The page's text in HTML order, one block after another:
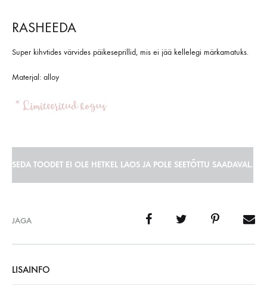
RASHEEDA
Super kihvtides värvides päikeseprillid, mis ei jää kellelegi märkamatuks.
Materjal: alloy
SEDA TOODET EI OLE HETKEL LAOS JA POLE SEETÕTTU SAADAVAL.
JAGA
LISAINFO